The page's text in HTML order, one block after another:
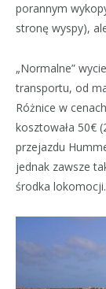
porannym
stronę wyspy),
„Normalne”
transportu, od
Różnice w
kosztowała 50€
przejazdu
jednak zawsze
środka lokomocji.